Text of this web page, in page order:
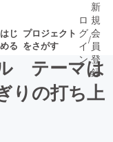
はじ
める
プロジェクト
をさがす
が近いプ
ロ
グ
イ
ン
/
新
規
会
員
登
録
テーマは
りの打ち上